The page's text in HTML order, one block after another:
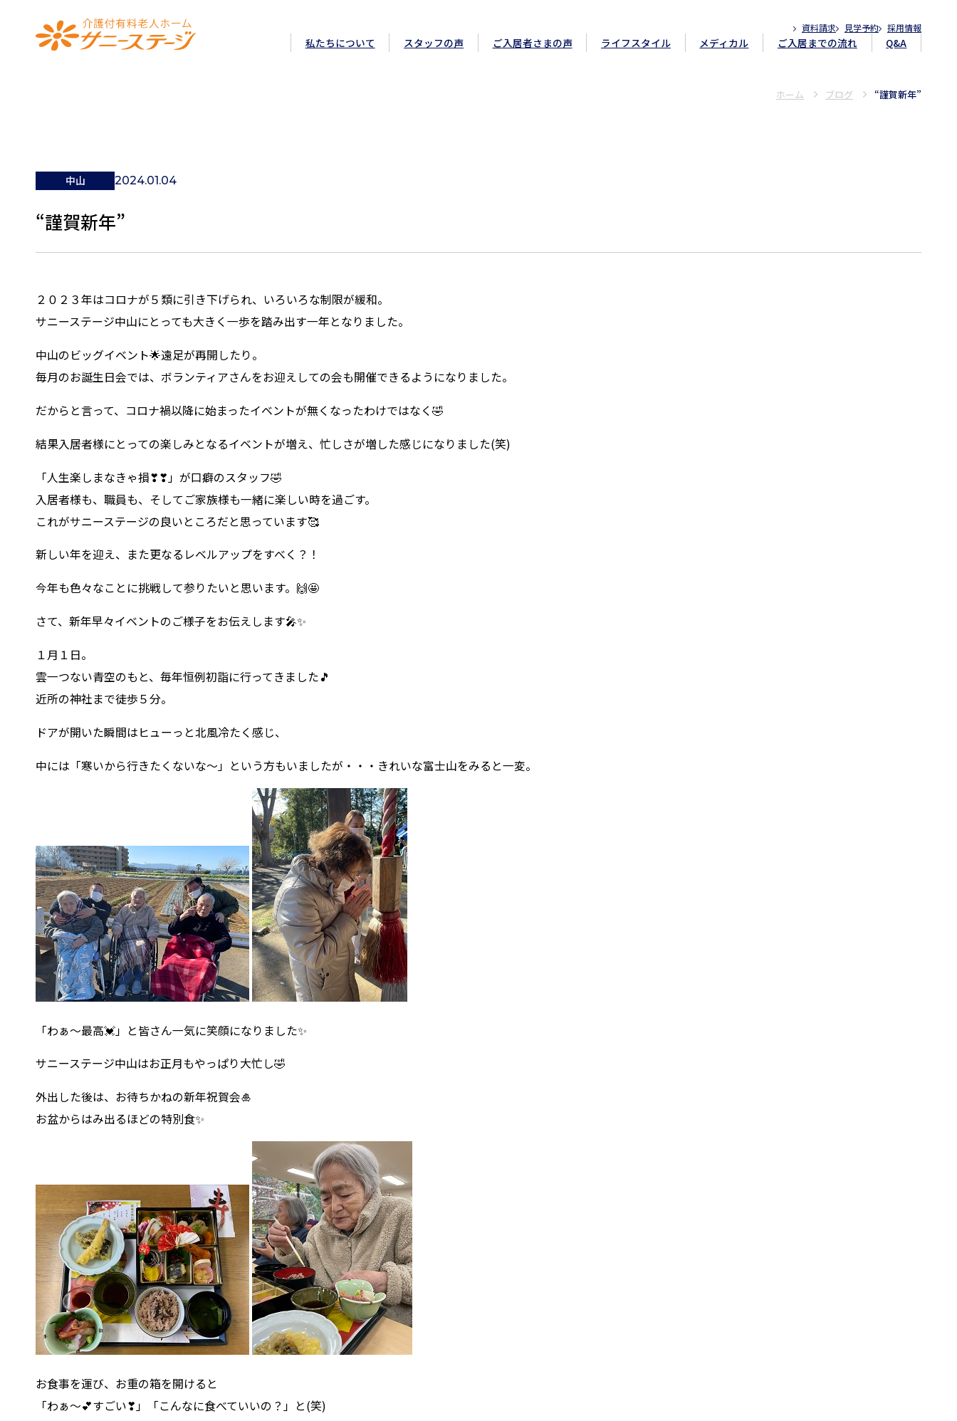
介護付有料老人ホーム サニーステージ
資料請求 見学予約 採用情報
私たちについて スタッフの声 ご入居者さまの声 ライフスタイル メディカル ご入居までの流れ Q&A
ホーム ブログ “謹賀新年”
中山 2024.01.04
“謹賀新年”
２０２３年はコロナが５類に引き下げられ、いろいろな制限が緩和。
サニーステージ中山にとっても大きく一歩を踏み出す一年となりました。
中山のビッグイベント🌟遠足が再開したり。
毎月のお誕生日会では、ボランティアさんをお迎えしての会も開催できるようになりました。
だからと言って、コロナ禍以降に始まったイベントが無くなったわけではなく🤣
結果入居者様にとっての楽しみとなるイベントが増え、忙しさが増した感じになりました(笑)
「人生楽しまなきゃ損❣❣」が口癖のスタッフ🤣
入居者様も、職員も、そしてご家族様も一緒に楽しい時を過ごす。
これがサニーステージの良いところだと思っています🥰
新しい年を迎え、また更なるレベルアップをすべく？！
今年も色々なことに挑戦して参りたいと思います。🙌🤩
さて、新年早々イベントのご様子をお伝えします🎤✨
１月１日。
雲一つない青空のもと、毎年恒例初詣に行ってきました🎵
近所の神社まで徒歩５分。
ドアが開いた瞬間はヒューっと北風冷たく感じ、
中には「寒いから行きたくないな～」という方もいましたが・・・きれいな富士山をみると一変。
「わぁ～最高💓」と皆さん一気に笑顔になりました✨
サニーステージ中山はお正月もやっぱり大忙し🤣
外出した後は、お待ちかねの新年祝賀会🎍
お盆からはみ出るほどの特別食✨
お食事を運び、お重の箱を開けると
「わぁ～💕すごい❣」「こんなに食べていいの？」と(笑)